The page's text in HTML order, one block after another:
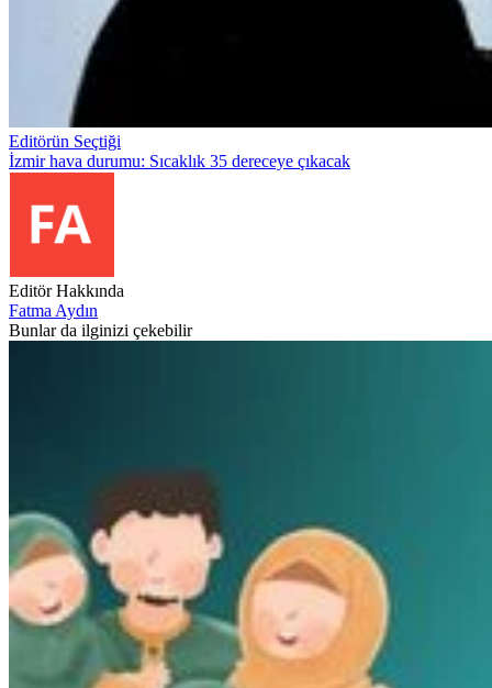
Editörün Seçtiği
İzmir hava durumu: Sıcaklık 35 dereceye çıkacak
Editör Hakkında
Fatma Aydın
Bunlar da ilginizi çekebilir